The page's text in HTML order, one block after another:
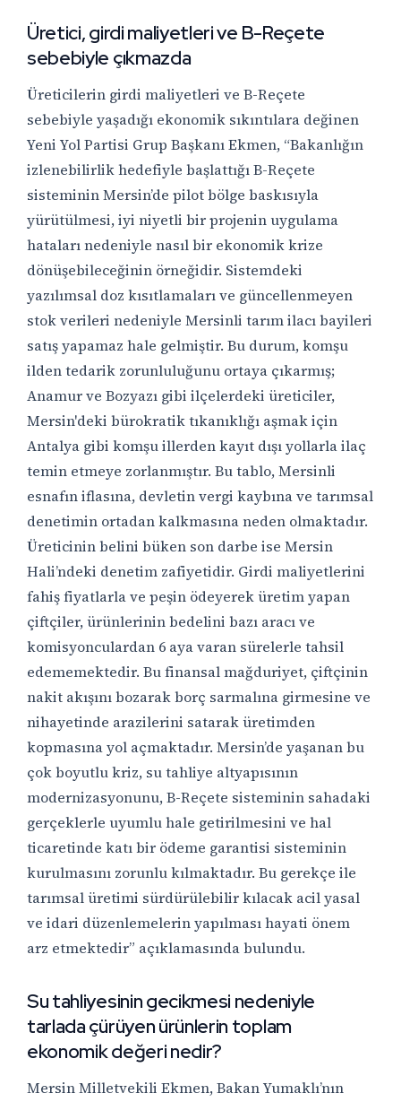
Üretici, girdi maliyetleri ve B-Reçete
sebebiyle çıkmazda
Üreticilerin girdi maliyetleri ve B-Reçete
sebebiyle yaşadığı ekonomik sıkıntılara değinen
Yeni Yol Partisi Grup Başkanı Ekmen, “Bakanlığın
izlenebilirlik hedefiyle başlattığı B-Reçete
sisteminin Mersin’de pilot bölge baskısıyla
yürütülmesi, iyi niyetli bir projenin uygulama
hataları nedeniyle nasıl bir ekonomik krize
dönüşebileceğinin örneğidir. Sistemdeki
yazılımsal doz kısıtlamaları ve güncellenmeyen
stok verileri nedeniyle Mersinli tarım ilacı bayileri
satış yapamaz hale gelmiştir. Bu durum, komşu
ilden tedarik zorunluluğunu ortaya çıkarmış;
Anamur ve Bozyazı gibi ilçelerdeki üreticiler,
Mersin'deki bürokratik tıkanıklığı aşmak için
Antalya gibi komşu illerden kayıt dışı yollarla ilaç
temin etmeye zorlanmıştır. Bu tablo, Mersinli
esnafın iflasına, devletin vergi kaybına ve tarımsal
denetimin ortadan kalkmasına neden olmaktadır.
Üreticinin belini büken son darbe ise Mersin
Hali’ndeki denetim zafiyetidir. Girdi maliyetlerini
fahiş fiyatlarla ve peşin ödeyerek üretim yapan
çiftçiler, ürünlerinin bedelini bazı aracı ve
komisyonculardan 6 aya varan sürelerle tahsil
edememektedir. Bu finansal mağduriyet, çiftçinin
nakit akışını bozarak borç sarmalına girmesine ve
nihayetinde arazilerini satarak üretimden
kopmasına yol açmaktadır. Mersin’de yaşanan bu
çok boyutlu kriz, su tahliye altyapısının
modernizasyonunu, B-Reçete sisteminin sahadaki
gerçeklerle uyumlu hale getirilmesini ve hal
ticaretinde katı bir ödeme garantisi sisteminin
kurulmasını zorunlu kılmaktadır. Bu gerekçe ile
tarımsal üretimi sürdürülebilir kılacak acil yasal
ve idari düzenlemelerin yapılması hayati önem
arz etmektedir” açıklamasında bulundu.
Su tahliyesinin gecikmesi nedeniyle
tarlada çürüyen ürünlerin toplam
ekonomik değeri nedir?
Mersin Milletvekili Ekmen, Bakan Yumaklı’nın